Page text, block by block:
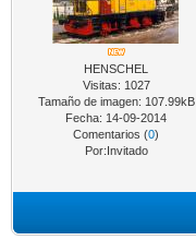
HENSCHEL
Visitas: 1027
Tamaño de imagen: 107.99kB
Fecha: 14-09-2014
Comentarios (0)
Por:Invitado